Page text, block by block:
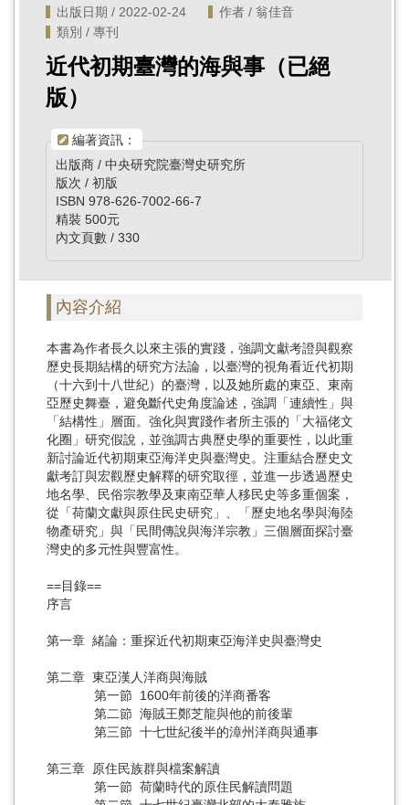
出版日期 / 2022-02-24
作者 / 翁佳音
類別 / 專刊
近代初期臺灣的海與事（已絕
版）
編著資訊：
出版商 / 中央研究院臺灣史研究所
版次 / 初版
ISBN 978-626-7002-66-7
精裝 500元
內文頁數 / 330
內容介紹
本書為作者長久以來主張的實踐，強調文獻考證與觀察
歷史長期結構的研究方法論，以臺灣的視角看近代初期
（十六到十八世紀）的臺灣，以及她所處的東亞、東南
亞歷史舞臺，避免斷代史角度論述，強調「連續性」與
「結構性」層面。強化與實踐作者所主張的「大福佬文
化圈」研究假說，並強調古典歷史學的重要性，以此重
新討論近代初期東亞海洋史與臺灣史。注重結合歷史文
獻考訂與宏觀歷史解釋的研究取徑，並進一步透過歷史
地名學、民俗宗教學及東南亞華人移民史等多重個案，
從「荷蘭文獻與原住民史研究」、「歷史地名學與海陸
物產研究」與「民間傳說與海洋宗教」三個層面探討臺
灣史的多元性與豐富性。
==目錄==
序言
第一章 緒論：重探近代初期東亞海洋史與臺灣史
第二章 東亞漢人洋商與海賊
第一節 1600年前後的洋商番客
第二節 海賊王鄭芝龍與他的前後輩
第三節 十七世紀後半的漳州洋商與通事
第三章 原住民族群與檔案解讀
第一節 荷蘭時代的原住民解讀問題